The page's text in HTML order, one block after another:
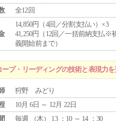
全12回
14,850円（4回／分割支払い）×3
41,250円（12回／一括前納支払※
義開始前まで）
プ・リーディングの技術と表現力
狩野 みどり
10月 6日 ～ 12月 22日
毎週 （木） 13 ：10 ～ 14 ：30